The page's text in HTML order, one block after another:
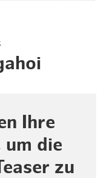
Ihre
um die
zu